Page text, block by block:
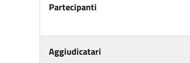
Partecipanti
Aggiudicatari